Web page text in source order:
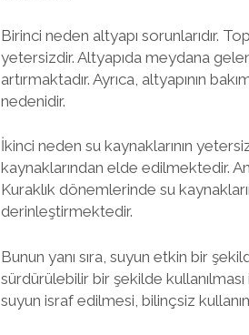
Birinci neden altyapı sorunlarıdır.
yetersizdir. Altyapıda meydana
artırmaktadır. Ayrıca, altyapının
nedenidir.
İkinci neden su kaynaklarının
kaynaklarından elde edilmektedir.
Kuraklık dönemlerinde su
derinleştirmektedir.
Bunun yanı sıra, suyun etkin bir
sürdürülebilir bir şekilde
suyun israf edilmesi, bilinçsiz